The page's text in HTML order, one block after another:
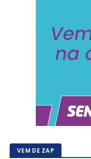
VEM DE ZAP